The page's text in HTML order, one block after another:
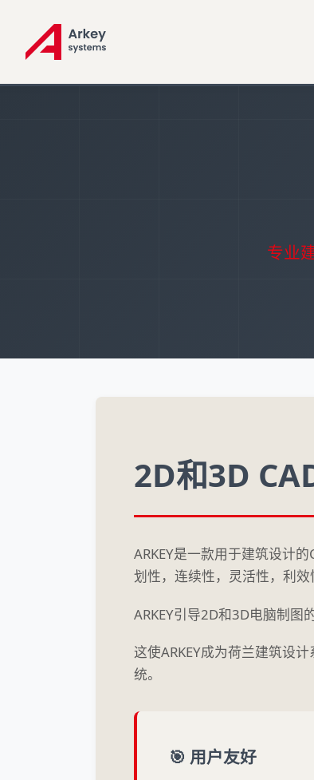
专业
2D和3D
ARKEY是一款用于建筑设计
划性，连续性，灵活性，利效
ARKEY引导2D和3D电脑制
这使ARKEY成为荷兰建筑设
统。
🎯 用户友好